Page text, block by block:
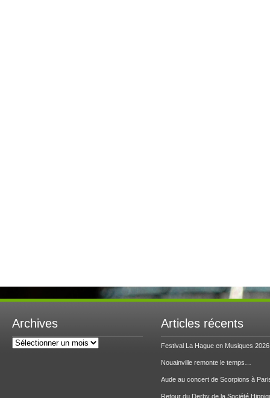
Archives
Archives
Articles récents
Festival La Hague en Musiques 2026
Nouainville remonte le temps…
Aude au concert de Scorpions à
Retour du Derby de la Société